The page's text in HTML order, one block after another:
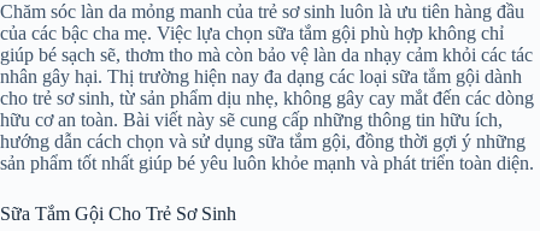
Chăm sóc làn da mỏng manh của trẻ sơ sinh luôn là ưu tiên hàng đầu
của các bậc cha mẹ. Việc lựa chọn sữa tắm gội phù hợp không chỉ
giúp bé sạch sẽ, thơm tho mà còn bảo vệ làn da nhạy cảm khỏi các tác
nhân gây hại. Thị trường hiện nay đa dạng các loại sữa tắm gội dành
cho trẻ sơ sinh, từ sản phẩm dịu nhẹ, không gây cay mắt đến các dòng
hữu cơ an toàn. Bài viết này sẽ cung cấp những thông tin hữu ích,
hướng dẫn cách chọn và sử dụng sữa tắm gội, đồng thời gợi ý những
sản phẩm tốt nhất giúp bé yêu luôn khỏe mạnh và phát triển toàn diện.
Sữa Tắm Gội Cho Trẻ Sơ Sinh